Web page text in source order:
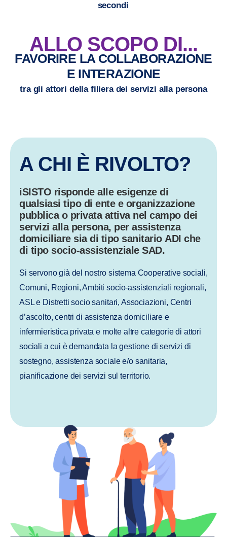
secondi
ALLO SCOPO DI...
FAVORIRE LA COLLABORAZIONE
E INTERAZIONE
tra gli attori della filiera dei servizi alla persona
A CHI È RIVOLTO?
iSISTO risponde alle esigenze di
qualsiasi tipo diente e organizzazione
pubblica o privata attiva nel campo dei
servizi alla persona, per assistenza
domiciliare sia di tipo sanitarioADI che
di tipo socio-assistenziale SAD.
Si servono già del nostro sistema Cooperative sociali,
Comuni, Regioni, Ambiti socio-assistenziali regionali,
ASL e Distretti socio sanitari, Associazioni, Centri
d’ascolto, centri di assistenza domiciliare e
infermieristica privatae molte altre categorie di attori
sociali a cui è demandata la gestione di servizi di
sostegno, assistenza sociale e/o sanitaria,
pianificazione dei servizi sul territorio.